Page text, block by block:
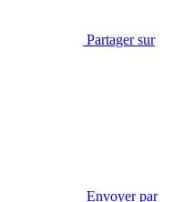
Partager sur
Envoyer par